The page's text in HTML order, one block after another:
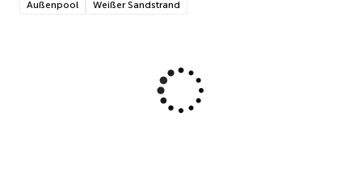
Außenpool Weißer Sandstrand